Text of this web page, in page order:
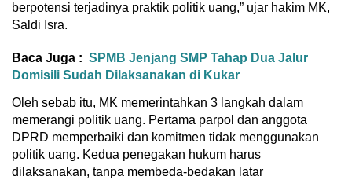
berpotensi terjadinya praktik politik uang,” ujar hakim MK,
Saldi Isra.
Baca Juga : SPMB Jenjang SMP Tahap Dua Jalur
Domisili Sudah Dilaksanakan di Kukar
Oleh sebab itu, MK memerintahkan 3 langkah dalam
memerangi politik uang. Pertama parpol dan anggota
DPRD memperbaiki dan komitmen tidak menggunakan
politik uang. Kedua penegakan hukum harus
dilaksanakan, tanpa membeda-bedakan latar